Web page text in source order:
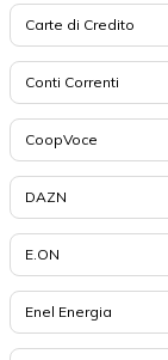
Carte di Credito
Conti Correnti
CoopVoce
DAZN
E.ON
Enel Energia